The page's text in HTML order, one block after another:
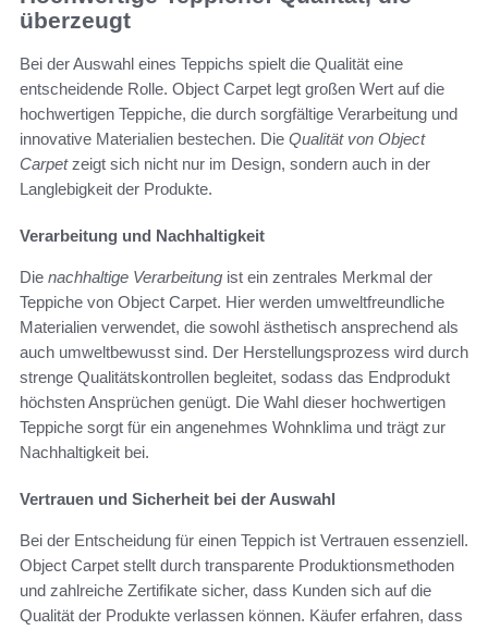
überzeugt
Bei der Auswahl eines Teppichs spielt die Qualität eine
entscheidende Rolle. Object Carpet legt großen Wert auf die
hochwertigen Teppiche, die durch sorgfältige Verarbeitung und
innovative Materialien bestechen. Die Qualität von Object
Carpetzeigt sich nicht nur im Design, sondern auch in der
Langlebigkeit der Produkte.
Verarbeitung und Nachhaltigkeit
Die nachhaltige Verarbeitung ist ein zentrales Merkmal der
Teppiche von Object Carpet. Hier werden umweltfreundliche
Materialien verwendet, die sowohl ästhetisch ansprechend als
auch umweltbewusst sind. Der Herstellungsprozess wird durch
strenge Qualitätskontrollen begleitet, sodass das Endprodukt
höchsten Ansprüchen genügt. Die Wahl dieser hochwertigen
Teppiche sorgt für ein angenehmes Wohnklima und trägt zur
Nachhaltigkeit bei.
Vertrauen und Sicherheit bei der Auswahl
Bei der Entscheidung für einen Teppich ist Vertrauen essenziell.
Object Carpet stellt durch transparente Produktionsmethoden
und zahlreiche Zertifikate sicher, dass Kunden sich auf die
Qualität der Produkte verlassen können. Käufer erfahren, dass